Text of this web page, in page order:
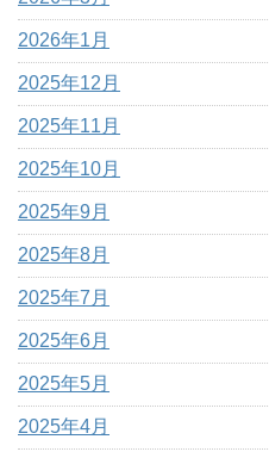
2026年1月
2025年12月
2025年11月
2025年10月
2025年9月
2025年8月
2025年7月
2025年6月
2025年5月
2025年4月